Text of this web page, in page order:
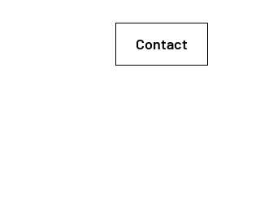
Contact